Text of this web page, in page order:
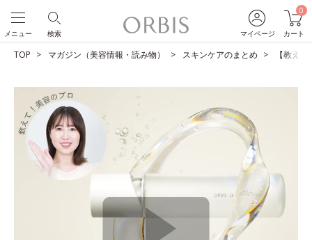
マイページ
0
カート
検索
メニュー
TOP マガジン（美容情報・読み物） スキンケアのまとめ 【教え